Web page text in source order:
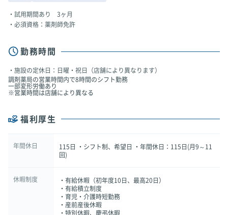
試用期間あり 3ヶ月
必須資格：薬剤師免許
勤務時間
施設の定休日：日曜・祝日（店舗により異なります）
調剤薬局の営業時間内で8時間のシフト勤務
一部変形労働あり
※営業時間は店舗により異なる
福利厚生
年間休日
115日 ・シフト制、希望日 ・年間休日：115日(月9～11
回)
休暇制度
・有給休暇（初年度10日、最高20日）
・有給積立制度
・育児・介護時短勤務
・産前産後休暇
・特別休暇、慶弔休暇